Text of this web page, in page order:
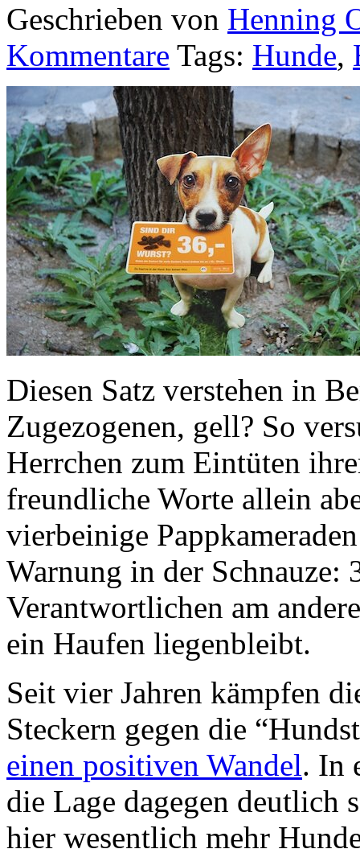
Geschrieben von Henning
Kommentare Tags: Hunde,
Diesen Satz verstehen in
Zugezogenen, gell? So
Herrchen zum Eintüten
freundliche Worte allein
vierbeinige
Warnung in der Schnauze:
Verantwortlichen am
ein Haufen liegenbleibt.
Seit vier Jahren kämpfen
Steckern gegen die
einen positiven Wandel. In
die Lage dagegen deutlich
hier wesentlich mehr